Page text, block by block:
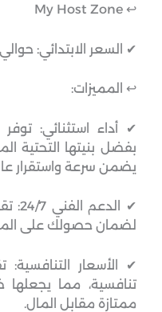
↩︎ My Host Zone
✔ السعر الابتدائي: حوالي 12 دولار
↩︎ المميزات:
بفضل بنيتها التحتية
يضمن سرعة واستقرار
✔
لضمان حصولك على
تنافسية، مما يجعلها
ممتازة مقابل المال.